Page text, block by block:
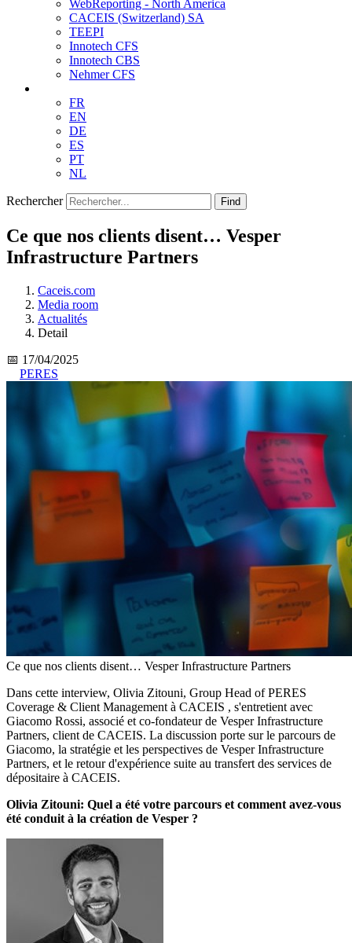
WebReporting - North America
CACEIS (Switzerland) SA
TEEPI
Innotech CFS
Innotech CBS
Nehmer CFS
FR
EN
DE
ES
PT
NL
Rechercher Find
Ce que nos clients disent… Vesper
Infrastructure Partners
Caceis.com
Media room
Actualités
Detail
📅 17/04/2025
PERES
Ce que nos clients disent… Vesper Infrastructure Partners
Dans cette interview, Olivia Zitouni, Group Head of PERES
Coverage & Client Management à CACEIS , s'entretient avec
Giacomo Rossi, associé et co-fondateur de Vesper Infrastructure
Partners, client de CACEIS. La discussion porte sur le parcours de
Giacomo, la stratégie et les perspectives de Vesper Infrastructure
Partners, et le retour d'expérience suite au transfert des services de
dépositaire à CACEIS.
Olivia Zitouni: Quel a été votre parcours et comment avez-vous
été conduit à la création de Vesper ?